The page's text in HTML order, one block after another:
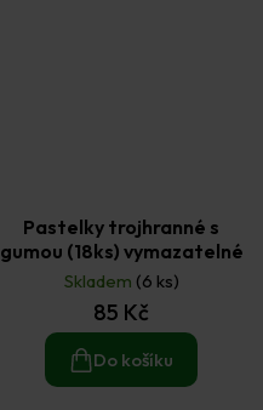
Pastelky trojhranné s
gumou (18ks) vymazatelné
Skladem (6 ks)
85 Kč
Do košíku